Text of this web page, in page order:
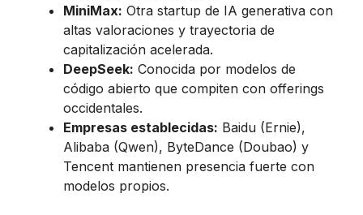
MiniMax: Otra startup de IA generativa con
altas valoraciones y trayectoria de
capitalización acelerada.
DeepSeek: Conocida por modelos de
código abierto que compiten con offerings
occidentales.
Empresas establecidas: Baidu (Ernie),
Alibaba (Qwen), ByteDance (Doubao) y
Tencent mantienen presencia fuerte con
modelos propios.